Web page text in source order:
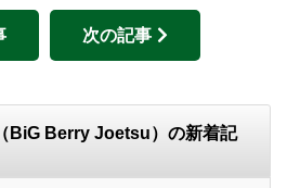
次の記事
BiG Berry Joetsu）の新着記